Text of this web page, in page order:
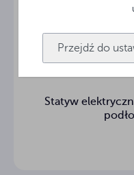
Przejdź do
Statyw